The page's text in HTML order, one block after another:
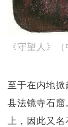
《守望人》
至于在内地
县法镜寺石
上，因此又